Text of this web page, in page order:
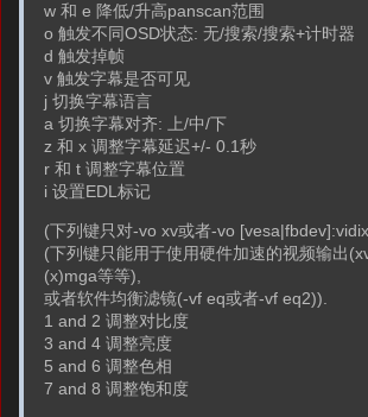
w 和 e 降低/升高panscan范围
o 触发不同OSD状态: 无/搜索/搜索+计时器
d 触发掉帧
v 触发字幕是否可见
j 切换字幕语言
a 切换字幕对齐: 上/中/下
z 和 x 调整字幕延迟+/- 0.1秒
r 和 t 调整字幕位置
i 设置EDL标记
(下列键只对-vo xv或者-vo
(下列键只能用于使用硬件加速的视频输出
(x)mga等等),
或者软件均衡滤镜(-vf eq或者-vf eq2)).
1 and 2 调整对比度
3 and 4 调整亮度
5 and 6 调整色相
7 and 8 调整饱和度